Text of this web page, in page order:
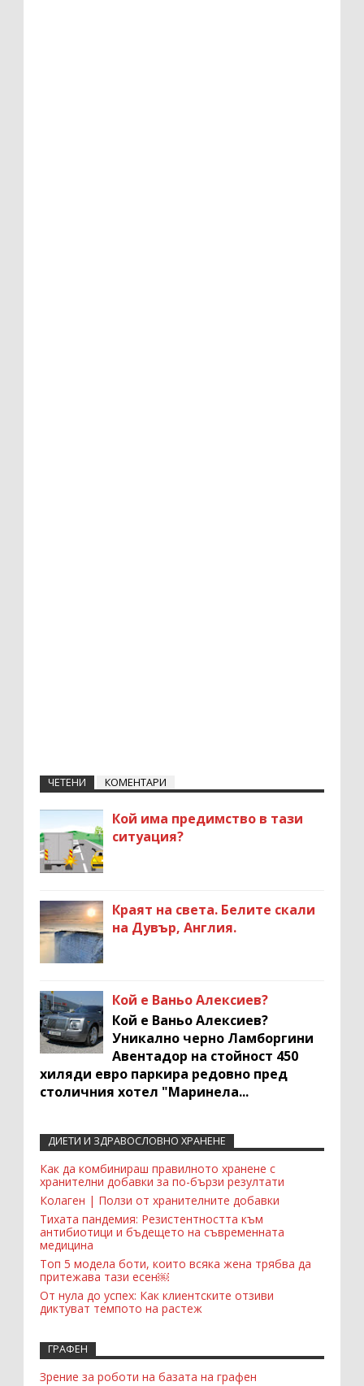
ЧЕТЕНИ КОМЕНТАРИ
Кой има предимство в тази
ситуация?
Краят на света. Белите скали
на Дувър, Англия.
Кой е Ваньо Алексиев?
Кой е Ваньо Алексиев?
Уникално черно Ламборгини
Авентадор на стойност 450
хиляди евро паркира редовно пред
столичния хотел "Маринела...
Recent Comments Widget
ДИЕТИ И ЗДРАВОСЛОВНО ХРАНЕНЕ
Как да комбинираш правилното хранене с
хранителни добавки за по-бързи резултати
Колаген | Ползи от хранителните добавки
Тихата пандемия: Резистентността към
антибиотици и бъдещето на съвременната
медицина
Топ 5 модела боти, които всяка жена трябва да
притежава тази есен￼
От нула до успех: Как клиентските отзиви
диктуват темпото на растеж
ГРАФЕН
Зрение за роботи на базата на графен